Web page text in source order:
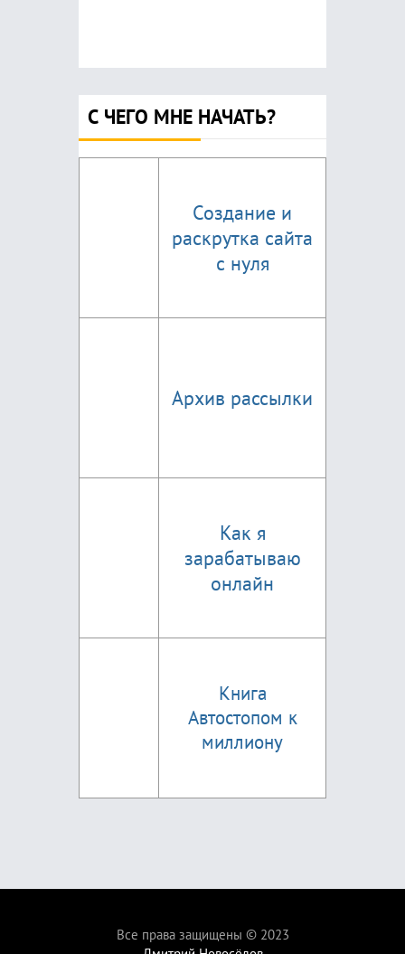
С ЧЕГО МНЕ НАЧАТЬ?
Создание и
раскрутка сайта
с нуля
Архив рассылки
Как я
зарабатываю
онлайн
Книга
Автостопом к
миллиону
Все права защищены © 2023